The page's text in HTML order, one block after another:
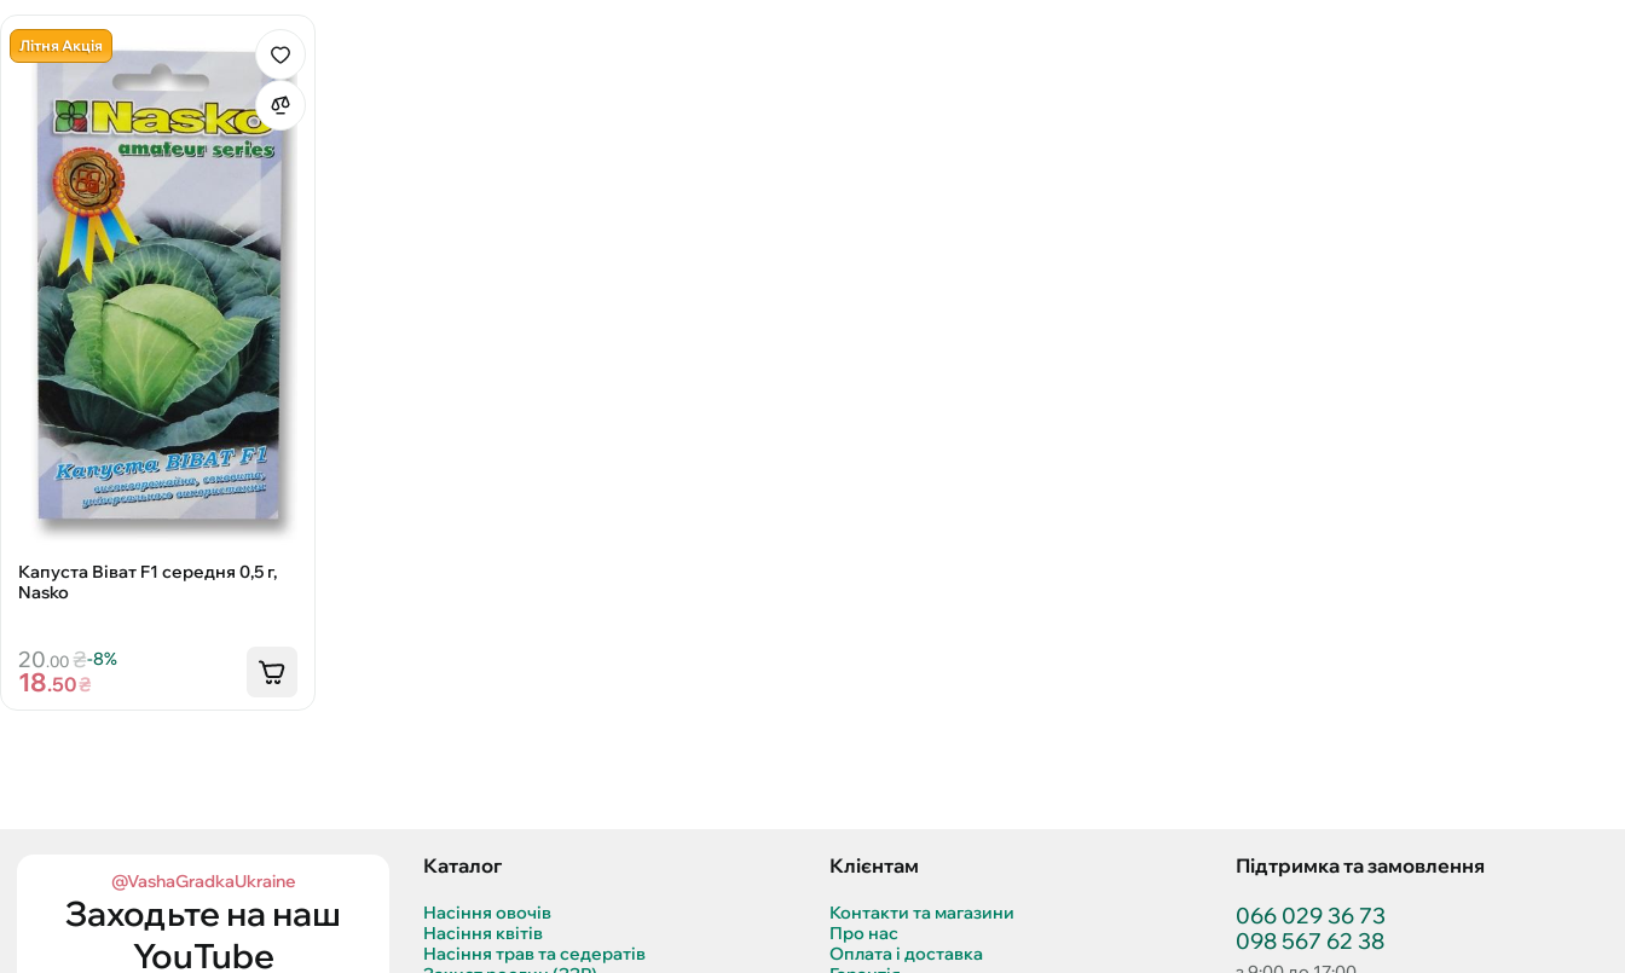
Літня Акція
Капуста Віват F1 середня 0,5 г,
Nasko
20.00 ₴-8%
18.50₴
@VashaGradkaUkraine
Заходьте на наш
YouTube
Каталог
Насіння овочів
Насіння квітів
Насіння трав та седератів
Клієнтам
Контакти та магазини
Про нас
Оплата і доставка
Підтримка та замовлення
066 029 36 73
098 567 62 38